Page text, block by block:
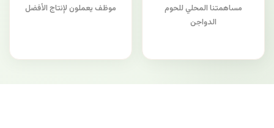
مساهمتنا المحلي للحوم
الدواجن
موظف يعملون لإنتاج الأفضل